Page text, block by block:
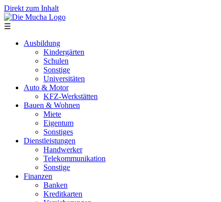
Direkt zum Inhalt
☰
Ausbildung
Kindergärten
Schulen
Sonstige
Universitäten
Auto & Motor
KFZ-Werkstätten
Bauen & Wohnen
Miete
Eigentum
Sonstiges
Dienstleistungen
Handwerker
Telekommunikation
Sonstige
Finanzen
Banken
Kreditkarten